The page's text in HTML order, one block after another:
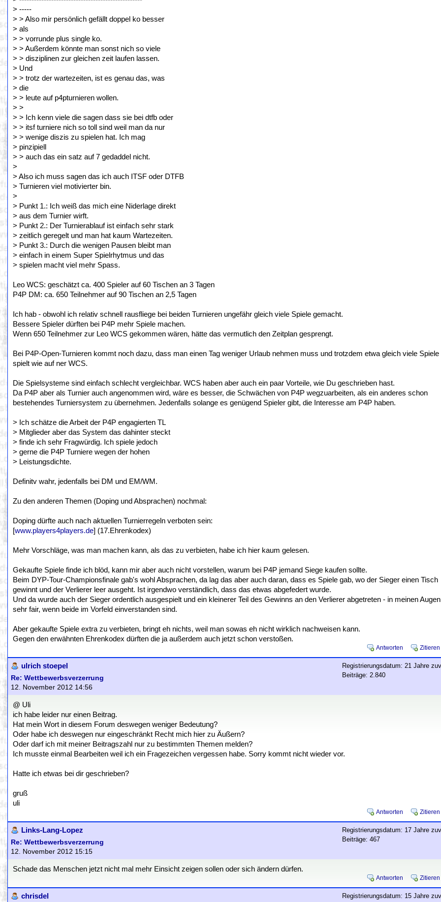
> -----
> > Also mir persönlich gefällt doppel ko besser
> als
> > vorrunde plus single ko.
> > Außerdem könnte man sonst nich so viele
> > disziplinen zur gleichen zeit laufen lassen.
> Und
> > trotz der wartezeiten, ist es genau das, was
> die
> > leute auf p4pturnieren wollen.
> >
> > Ich kenn viele die sagen dass sie bei dtfb oder
> > itsf turniere nich so toll sind weil man da nur
> > wenige diszis zu spielen hat. Ich mag
> pinzipiell
> > auch das ein satz auf 7 gedaddel nicht.
>
> Also ich muss sagen das ich auch ITSF oder DTFB
> Turnieren viel motivierter bin.
>
> Punkt 1.: Ich weiß das mich eine Niderlage direkt
> aus dem Turnier wirft.
> Punkt 2.: Der Turnierablauf ist einfach sehr stark
> zeitlich geregelt und man hat kaum Wartezeiten.
> Punkt 3.: Durch die wenigen Pausen bleibt man
> einfach in einem Super Spielrhytmus und das
> spielen macht viel mehr Spass.
Leo WCS: geschätzt ca. 400 Spieler auf 60 Tischen an 3 Tagen
P4P DM: ca. 650 Teilnehmer auf 90 Tischen an 2,5 Tagen
Ich hab - obwohl ich relativ schnell rausfliege bei beiden Turnieren ungefähr gleich viele Spiele gemacht.
Bessere Spieler dürften bei P4P mehr Spiele machen.
Wenn 650 Teilnehmer zur Leo WCS gekommen wären, hätte das vermutlich den Zeitplan gesprengt.
Bei P4P-Open-Turnieren kommt noch dazu, dass man einen Tag weniger Urlaub nehmen muss und trotzdem etwa gleich viele Spiele
spielt wie auf ner WCS.
Die Spielsysteme sind einfach schlecht vergleichbar. WCS haben aber auch ein paar Vorteile, wie Du geschrieben hast.
Da P4P aber als Turnier auch angenommen wird, wäre es besser, die Schwächen von P4P wegzuarbeiten, als ein anderes schon
bestehendes Turniersystem zu übernehmen. Jedenfalls solange es genügend Spieler gibt, die Interesse am P4P haben.
> Ich schätze die Arbeit der P4P engagierten TL
> Mitglieder aber das System das dahinter steckt
> finde ich sehr Fragwürdig. Ich spiele jedoch
> gerne die P4P Turniere wegen der hohen
> Leistungsdichte.
Definitv wahr, jedenfalls bei DM und EM/WM.
Zu den anderen Themen (Doping und Absprachen) nochmal:
Doping dürfte auch nach aktuellen Turnierregeln verboten sein:
[www.players4players.de] (17.Ehrenkodex)
Mehr Vorschläge, was man machen kann, als das zu verbieten, habe ich hier kaum gelesen.
Gekaufte Spiele finde ich blöd, kann mir aber auch nicht vorstellen, warum bei P4P jemand Siege kaufen sollte.
Beim DYP-Tour-Championsfinale gab's wohl Absprachen, da lag das aber auch daran, dass es Spiele gab, wo der Sieger einen Tisch
gewinnt und der Verlierer leer ausgeht. Ist irgendwo verständlich, dass das etwas abgefedert wurde.
Und da wurde auch der Sieger ordentlich ausgespielt und ein kleinerer Teil des Gewinns an den Verlierer abgetreten - in meinen Augen
sehr fair, wenn beide im Vorfeld einverstanden sind.
Aber gekaufte Spiele extra zu verbieten, bringt eh nichts, weil man sowas eh nicht wirklich nachweisen kann.
Gegen den erwähnten Ehrenkodex dürften die ja außerdem auch jetzt schon verstoßen.
Antworten Zitieren
ulrich stoepel
Re: Wettbewerbsverzerrung
12. November 2012 14:56
Registrierungsdatum: 21 Jahre
Beiträge: 2.840
@ Uli
ich habe leider nur einen Beitrag.
Hat mein Wort in diesem Forum deswegen weniger Bedeutung?
Oder habe ich deswegen nur eingeschränkt Recht mich hier zu Äußern?
Oder darf ich mit meiner Beitragszahl nur zu bestimmten Themen melden?
Ich musste einmal Bearbeiten weil ich ein Fragezeichen vergessen habe. Sorry kommt nicht wieder vor.
Hatte ich etwas bei dir geschrieben?
gruß
uli
Antworten Zitieren
Links-Lang-Lopez
Re: Wettbewerbsverzerrung
12. November 2012 15:15
Registrierungsdatum: 17 Jahre
Beiträge: 467
Schade das Menschen jetzt nicht mal mehr Einsicht zeigen sollen oder sich ändern dürfen.
Antworten Zitieren
chrisdel
Registrierungsdatum: 15 Jahre